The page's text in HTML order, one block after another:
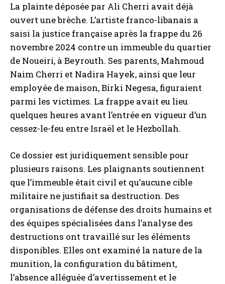
La plainte déposée par Ali Cherri avait déjà
ouvert une brèche. L’artiste franco-libanais a
saisi la justice française après la frappe du 26
novembre 2024 contre un immeuble du quartier
de Noueiri, à Beyrouth. Ses parents, Mahmoud
Naim Cherri et Nadira Hayek, ainsi que leur
employée de maison, Birki Negesa, figuraient
parmi les victimes. La frappe avait eu lieu
quelques heures avant l’entrée en vigueur d’un
cessez-le-feu entre Israël et le Hezbollah.
Ce dossier est juridiquement sensible pour
plusieurs raisons. Les plaignants soutiennent
que l’immeuble était civil et qu’aucune cible
militaire ne justifiait sa destruction. Des
organisations de défense des droits humains et
des équipes spécialisées dans l’analyse des
destructions ont travaillé sur les éléments
disponibles. Elles ont examiné la nature de la
munition, la configuration du bâtiment,
l’absence alléguée d’avertissement et le